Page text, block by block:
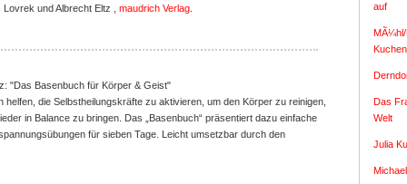
und Albrecht Eltz , maudrich Verlag.
"Das Basenbuch für Körper & Geist"
helfen, die Selbstheilungskräfte zu aktivieren, um den Körper zu reinigen,
in Balance zu bringen. Das „Basenbuch“ präsentiert dazu einfache
für sieben Tage. Leicht umsetzbar durch den
auf
MÃ¼hl/
Das
Welt
Julia